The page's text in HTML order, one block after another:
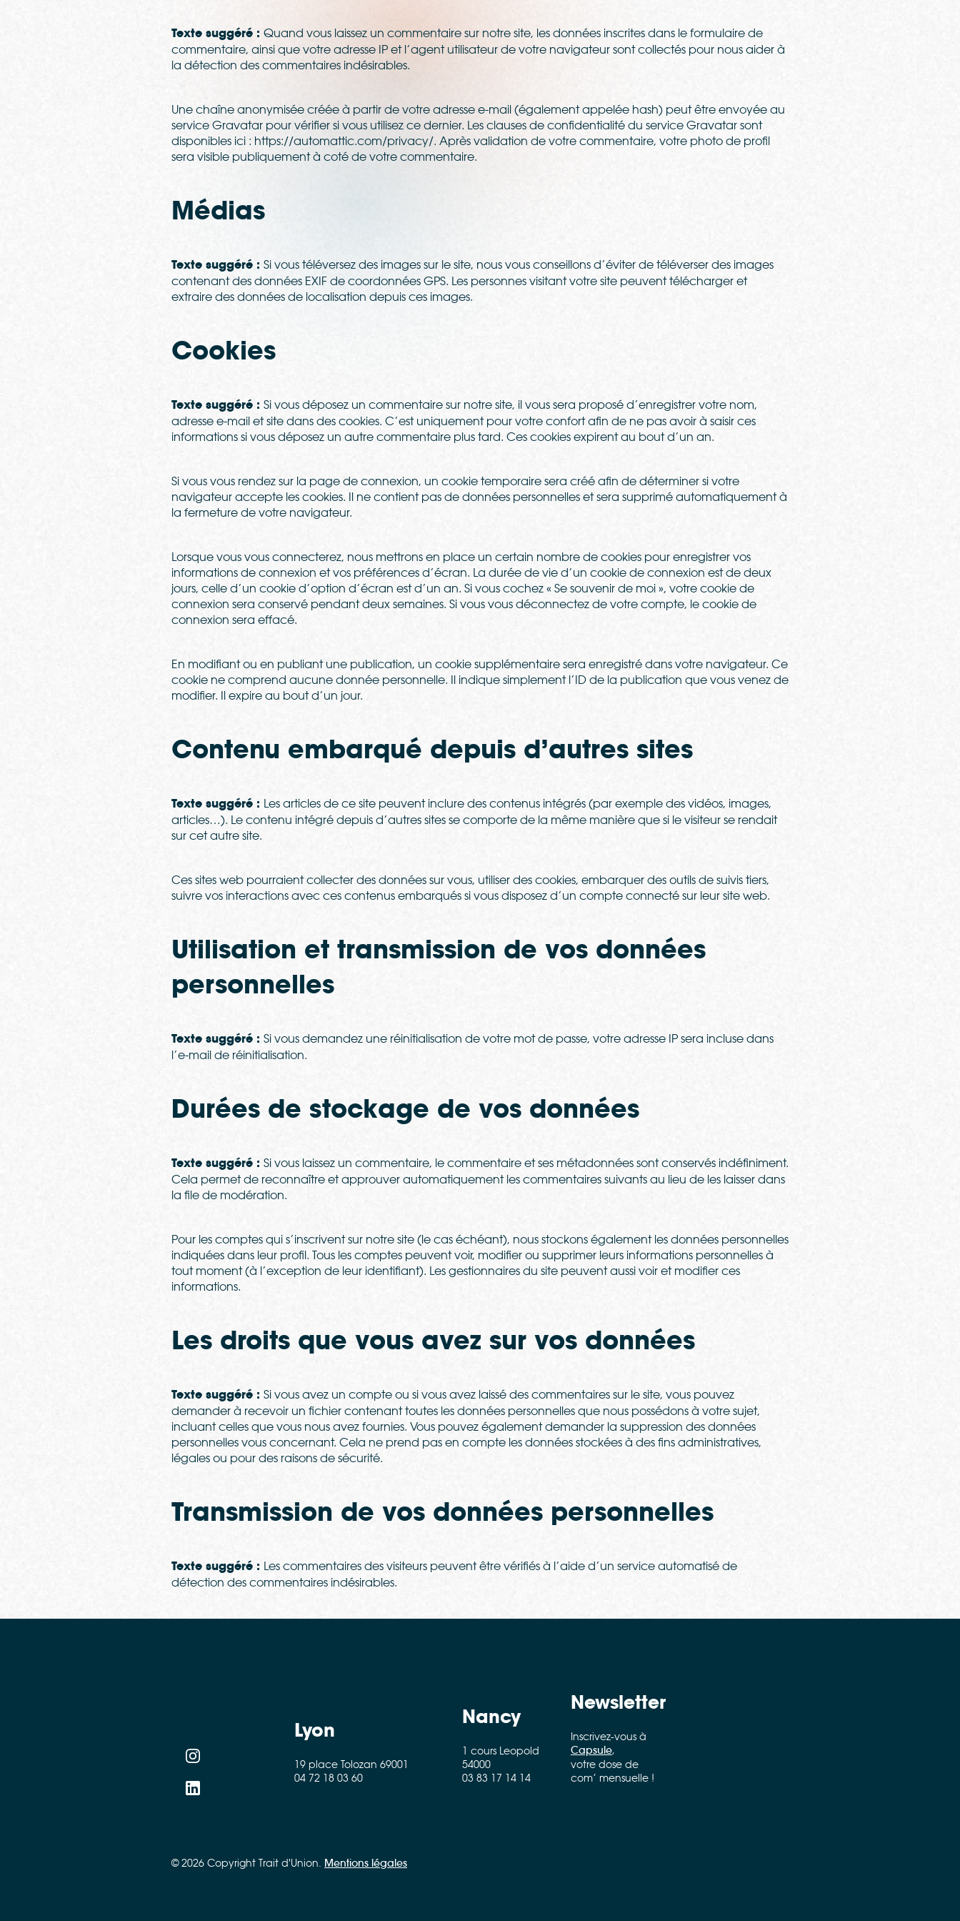
Texte suggéré : Quand vous laissez un commentaire sur notre site, les données inscrites dans le formulaire de
commentaire, ainsi que votre adresse IP et l’agent utilisateur de votre navigateur sont collectés pour nous aider à
la détection des commentaires indésirables.
Une chaîne anonymisée créée à partir de votre adresse e-mail (également appelée hash) peut être envoyée au
service Gravatar pour vérifier si vous utilisez ce dernier. Les clauses de confidentialité du service Gravatar sont
disponibles ici : https://automattic.com/privacy/. Après validation de votre commentaire, votre photo de profil
sera visible publiquement à coté de votre commentaire.
Médias
Texte suggéré : Si vous téléversez des images sur le site, nous vous conseillons d’éviter de téléverser des images
contenant des données EXIF de coordonnées GPS. Les personnes visitant votre site peuvent télécharger et
extraire des données de localisation depuis ces images.
Cookies
Texte suggéré : Si vous déposez un commentaire sur notre site, il vous sera proposé d’enregistrer votre nom,
adresse e-mail et site dans des cookies. C’est uniquement pour votre confort afin de ne pas avoir à saisir ces
informations si vous déposez un autre commentaire plus tard. Ces cookies expirent au bout d’un an.
Si vous vous rendez sur la page de connexion, un cookie temporaire sera créé afin de déterminer si votre
navigateur accepte les cookies. Il ne contient pas de données personnelles et sera supprimé automatiquement à
la fermeture de votre navigateur.
Lorsque vous vous connecterez, nous mettrons en place un certain nombre de cookies pour enregistrer vos
informations de connexion et vos préférences d’écran. La durée de vie d’un cookie de connexion est de deux
jours, celle d’un cookie d’option d’écran est d’un an. Si vous cochez « Se souvenir de moi », votre cookie de
connexion sera conservé pendant deux semaines. Si vous vous déconnectez de votre compte, le cookie de
connexion sera effacé.
En modifiant ou en publiant une publication, un cookie supplémentaire sera enregistré dans votre navigateur. Ce
cookie ne comprend aucune donnée personnelle. Il indique simplement l’ID de la publication que vous venez de
modifier. Il expire au bout d’un jour.
Contenu embarqué depuis d’autres sites
Texte suggéré : Les articles de ce site peuvent inclure des contenus intégrés (par exemple des vidéos, images,
articles…). Le contenu intégré depuis d’autres sites se comporte de la même manière que si le visiteur se rendait
sur cet autre site.
Ces sites web pourraient collecter des données sur vous, utiliser des cookies, embarquer des outils de suivis tiers,
suivre vos interactions avec ces contenus embarqués si vous disposez d’un compte connecté sur leur site web.
Utilisation et transmission de vos données
personnelles
Texte suggéré : Si vous demandez une réinitialisation de votre mot de passe, votre adresse IP sera incluse dans
l’e-mail de réinitialisation.
Durées de stockage de vos données
Texte suggéré : Si vous laissez un commentaire, le commentaire et ses métadonnées sont conservés indéfiniment.
Cela permet de reconnaître et approuver automatiquement les commentaires suivants au lieu de les laisser dans
la file de modération.
Pour les comptes qui s’inscrivent sur notre site (le cas échéant), nous stockons également les données personnelles
indiquées dans leur profil. Tous les comptes peuvent voir, modifier ou supprimer leurs informations personnelles à
tout moment (à l’exception de leur identifiant). Les gestionnaires du site peuvent aussi voir et modifier ces
informations.
Les droits que vous avez sur vos données
Texte suggéré : Si vous avez un compte ou si vous avez laissé des commentaires sur le site, vous pouvez
demander à recevoir un fichier contenant toutes les données personnelles que nous possédons à votre sujet,
incluant celles que vous nous avez fournies. Vous pouvez également demander la suppression des données
personnelles vous concernant. Cela ne prend pas en compte les données stockées à des fins administratives,
légales ou pour des raisons de sécurité.
Transmission de vos données personnelles
Texte suggéré : Les commentaires des visiteurs peuvent être vérifiés à l’aide d’un service automatisé de
détection des commentaires indésirables.
Lyon
19 place Tolozan 69001
04 72 18 03 60
Nancy
1 cours Leopold
54000
03 83 17 14 14
Newsletter
Inscrivez-vous à
Capsule,
votre dose de
com’ mensuelle !
© 2026 Copyright Trait d'Union. Mentions légales